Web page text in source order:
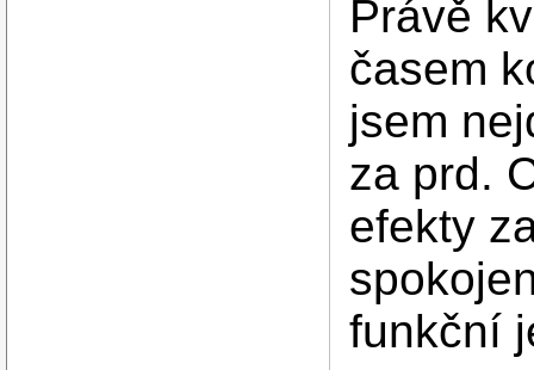
Právě
časem
jsem
za prd.
efekty
funkční